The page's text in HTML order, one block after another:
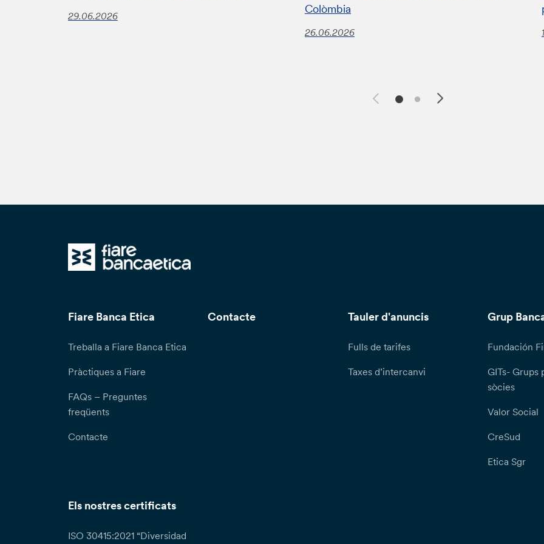
29.06.2026
Colòmbia
26.06.2026
Fiare Banca Etica
Treballa a Fiare Banca Etica
Pràctiques a Fiare
FAQs – Preguntes
freqüents
Contacte
Contacte Tauler d'anuncis
Fulls de tarifes
Taxes d’intercanvi
Grup
Fundación
GITs- Grups
sòcies
Valor Social
CreSud
Etica Sgr
Els nostres certificats
ISO 30415:2021 “Diversidad